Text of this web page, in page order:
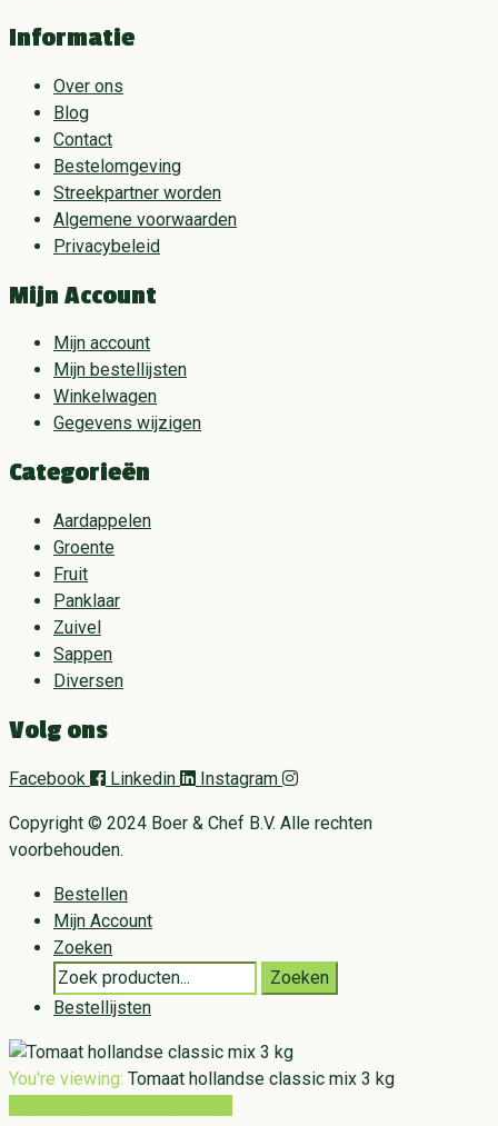
Informatie
Over ons
Blog
Contact
Bestelomgeving
Streekpartner worden
Algemene voorwaarden
Privacybeleid
Mijn Account
Mijn account
Mijn bestellijsten
Winkelwagen
Gegevens wijzigen
Categorieën
Aardappelen
Groente
Fruit
Panklaar
Zuivel
Sappen
Diversen
Volg ons
Facebook Linkedin Instagram
Copyright © 2024 Boer & Chef B.V. Alle rechten
voorbehouden.
Bestellen
Mijn Account
Zoeken
Search
for:
Zoeken
Bestellijsten
You're viewing: Tomaat hollandse classic mix 3 kg